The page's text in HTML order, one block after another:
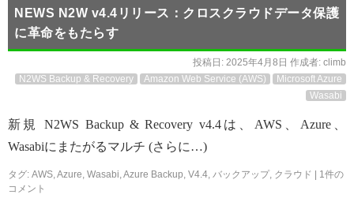
NEWS N2W v4.4リリース：クロスクラウドデータ保護
に革命をもたらす
投稿日: 2025年4月8日 作成者: climb
N2WS Backup & Recovery
Amazon Web Service (AWS)
Microsoft Azure
Wasabi
新規 N2WS Backup & Recovery v4.4は、AWS、Azure、
Wasabiにまたがるマルチ (さらに…)
タグ: AWS,Azure, Wasabi,Azure Backup, V4.4, バックアップ, クラウド
1件の
コメント